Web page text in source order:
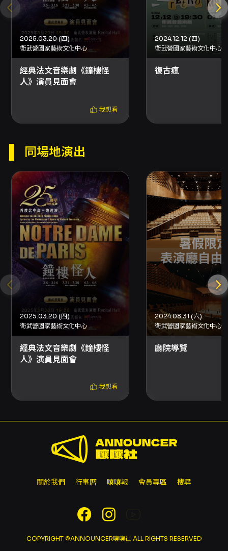
萊爾富 Life-ET（僅提供電腦自動選位，每筆訂
單最多可訂購或領取 8 張票券；每張票券於超商
取票需支付 10 元手續費）。 - 取票方式：實際可
選取的取票方式請以結帳頁面顯示為準，若需不
同取票方式請分次購買。 - 國內郵寄：另收 50
限：最遲須於演出日 10 日前（不含演出日）辦
理，逾期恕無法受理。 - 退票手續費：每張退票
退票後重新購買。 - 申請方式：依付款方式與取
票狀態不同有對應退票流程，使用 OPENTIX 線
後處理並轉帳至所提供帳戶，刷卡購票之退票款
擇臨櫃退票或郵寄退票，郵寄退票以郵戳為憑，
相關流程請依 OPENTIX 官網說明辦理。 - 若使
用文化幣或點數折抵購票，退票時系統將先退還
折抵之文化幣與點數（扣除手續費後依序退
回），若文化幣或點數已逾使用效期則無法返還
或展延。 其他注意事項 - 如本節目因故取消、延
期或主要演出人員／節目內容在預定演出前發生
變動，相關退票機制或處理方式將公告於本節目
頁面；若主辦未提供退款機制者，持信用卡購票
之消費者得向原發卡銀行申請信用卡爭議款退款
（依相關規定辦理）。 - 超商購票、分銷點與網
路購票之可用優惠及限制，請以購票時平台或票
務頁面顯示之資訊為準。 主辦單位聯絡資訊 - 主
辦：高雄市管樂團，聯絡電話於票務頁面或主辦
公告為準（來源頁面顯示電話：07-
3356918）。
2025.03.20 (四)
衛武營國家藝術文化中心
經典法文音樂劇《鐘樓怪
人》演員見面會
我想看
2024.12.12 (四)
衛武營國家藝術文化中心
復古瘋
同場地演出
2025.03.20 (四)
衛武營國家藝術文化中心
經典法文音樂劇《鐘樓怪
人》演員見面會
我想看
2024.08.31 (六)
衛武營國家藝術文化中心
廳院導覽
關於我們 行事曆 嚷嚷報 會員專區 搜尋
COPYRIGHT ©ANNOUNCER嚷嚷社 ALL RIGHTS RESERVED